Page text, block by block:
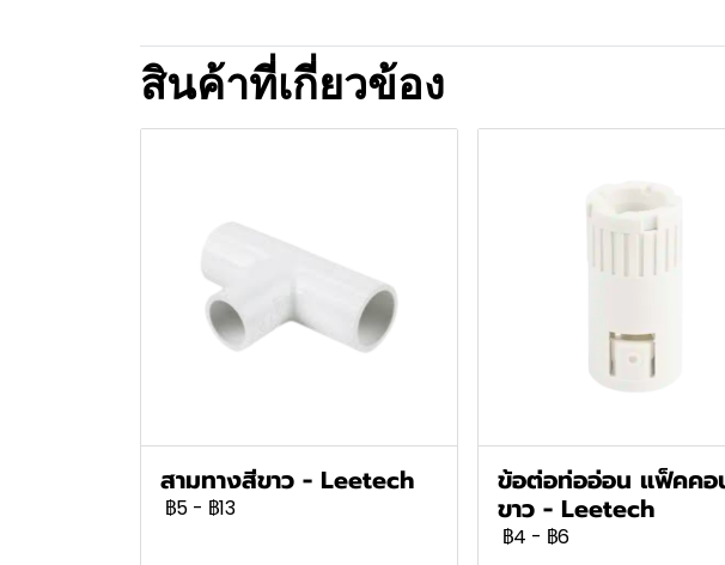
สินค้าที่เกี่ยวข้อง
สามทางสีขาว - Leetech
฿5 - ฿13
ข้อต่อท่ออ่อน แฟ็คคอ
ขาว - Leetech
฿4 - ฿6